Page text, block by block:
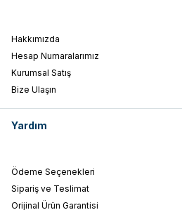
Hakkımızda
Hesap Numaralarımız
Kurumsal Satış
Bize Ulaşın
Yardım
Ödeme Seçenekleri
Sipariş ve Teslimat
Orijinal Ürün Garantisi